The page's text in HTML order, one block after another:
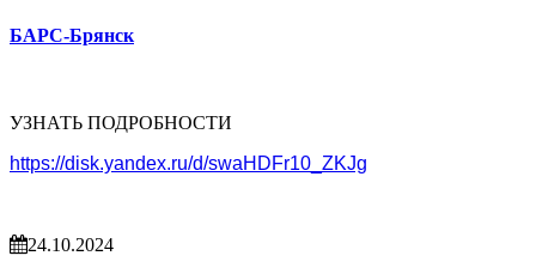
БАРС-Брянск
УЗНАТЬ ПОДРОБНОСТИ
https://disk.yandex.ru/d/swaHDFr10_ZKJg
24.10.2024